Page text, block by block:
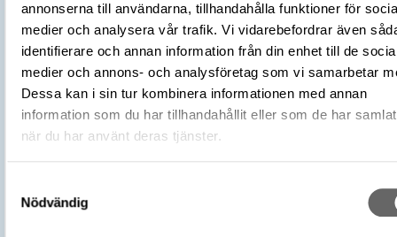
annonserna till användarna, tillhandahålla funktioner för
medier och analysera vår trafik. Vi vidarebefordrar även
identifierare och annan information från din enhet till de
medier och annons- och analysföretag som vi samarbetar
Dessa kan i sin tur kombinera informationen med annan
information som du har tillhandahållit eller som de har
när du har använt deras tjänster.
Nödvändig
3300 f.Kr. – 2300 f.Kr.
Tidsperiod
Mellanneolitikum
Föremålsnummer
415481_HST
Andra nummer
Undernummer: 441
Förvärvsnummer
9822
Omnämns i katalog Förvärv: 9822 på Catview
Fyndplats